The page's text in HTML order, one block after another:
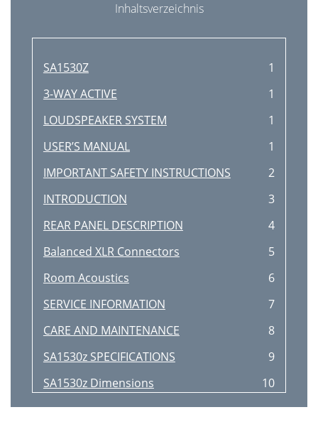
Inhaltsverzeichnis
SA1530Z
1
3-WAY ACTIVE
1
LOUDSPEAKER SYSTEM
1
USER’S MANUAL
1
IMPORTANT SAFETY INSTRUCTIONS
2
INTRODUCTION
3
REAR PANEL DESCRIPTION
4
Balanced XLR Connectors
5
Room Acoustics
6
SERVICE INFORMATION
7
CARE AND MAINTENANCE
8
SA1530z SPECIFICATIONS
9
SA1530z Dimensions
10
SA1530z LIMITED WARRANTY
11